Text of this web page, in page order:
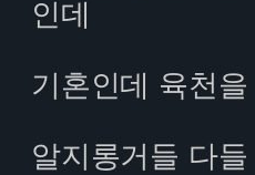
인데
기혼인데 육천
알지롱거들 다